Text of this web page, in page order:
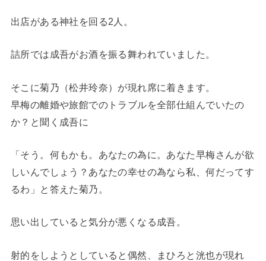
出店がある神社を回る2人。
詰所では成吾がお酒を振る舞われていました。
そこに菊乃（松井玲奈）が現れ席に着きます。
早梅の離婚や旅館でのトラブルを全部仕組んでいたの
か？と聞く成吾に
「そう。何もかも。あなたの為に。あなた早梅さんが欲
しいんでしょう？あなたの幸せの為なら私、何だってす
るわ」と答えた菊乃。
思い出していると気分が悪くなる成吾。
射的をしようとしていると偶然、まひろと洸也が現れ